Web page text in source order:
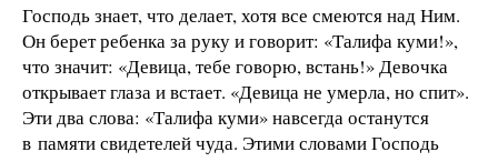
Господь знает, что делает, хотя все смеются над Ним.
Он берет ребенка за руку и говорит: «Талифа куми!»,
что значит: «Девица, тебе говорю, встань!» Девочка
открывает глаза и встает. «Девица не умерла, но спит».
Эти два слова: «Талифа куми» навсегда останутся
в памяти свидетелей чуда. Этими словами Господь